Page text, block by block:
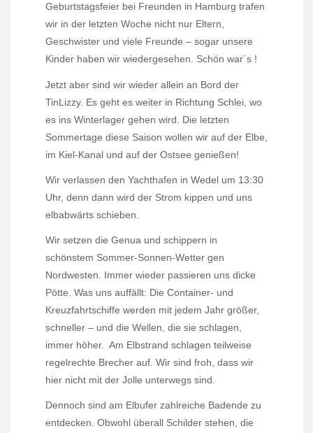
Geburtstagsfeier bei Freunden in Hamburg trafen
wir in der letzten Woche nicht nur Eltern,
Geschwister und viele Freunde – sogar unsere
Kinder haben wir wiedergesehen. Schön war´s !
Jetzt aber sind wir wieder allein an Bord der
TinLizzy. Es geht es weiter in Richtung Schlei, wo
es ins Winterlager gehen wird. Die letzten
Sommertage diese Saison wollen wir auf der Elbe,
im Kiel-Kanal und auf der Ostsee genießen!
Wir verlassen den Yachthafen in Wedel um 13:30
Uhr, denn dann wird der Strom kippen und uns
elbabwärts schieben.
Wir setzen die Genua und schippern in
schönstem Sommer-Sonnen-Wetter gen
Nordwesten. Immer wieder passieren uns dicke
Pötte. Was uns auffällt: Die Container- und
Kreuzfahrtschiffe werden mit jedem Jahr größer,
schneller – und die Wellen, die sie schlagen,
immer höher.
Am Elbstrand schlagen teilweise
regelrechte Brecher auf. Wir sind froh, dass wir
hier nicht mit der Jolle unterwegs sind.
Dennoch sind am Elbufer zahlreiche Badende zu
entdecken. Obwohl überall Schilder stehen, die